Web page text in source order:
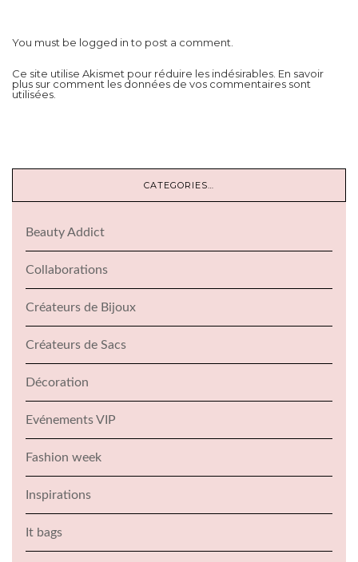
You must be logged into post a comment.
Ce site utilise Akismet pour réduire les indésirables. En savoir
plus sur comment les données de vos commentaires sont
utilisées
CATEGORIES…
Beauty Addict
Collaborations
Créateurs de Bijoux
Créateurs de Sacs
Décoration
Evénements VIP
Fashion week
Inspirations
It bags